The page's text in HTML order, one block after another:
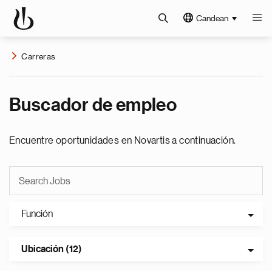
Candean
Carreras
Buscador de empleo
Encuentre oportunidades en Novartis a continuación.
Función
Ubicación (12)